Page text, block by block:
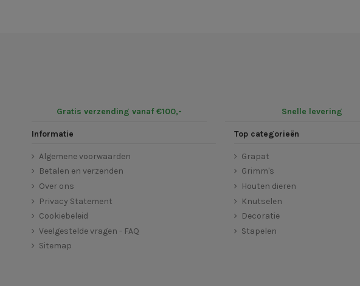
Gratis verzending vanaf €100,- Snelle levering
Informatie
Algemene voorwaarden
Betalen en verzenden
Over ons
Privacy Statement
Cookiebeleid
Veelgestelde vragen - FAQ
Sitemap
Top categorieën
Grapat
Grimm's
Houten dieren
Knutselen
Decoratie
Stapelen